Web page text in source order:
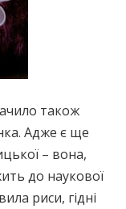
також
Адже є ще
– вона,
до наукової
риси, гідні